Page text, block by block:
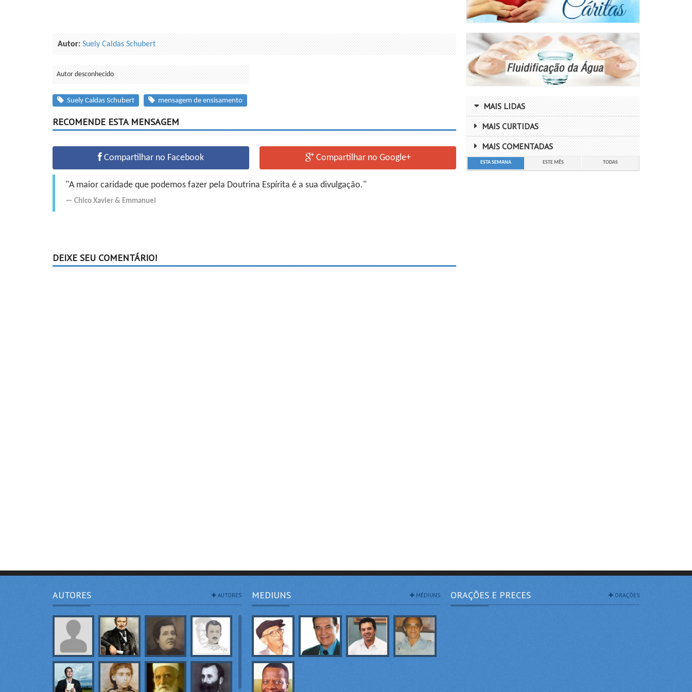
Autor:Suely Caldas Schubert
Autor desconhecido
Suely Caldas Schubert mensagem de ensisamento
RECOMENDE ESTA MENSAGEM
Compartilhar no Facebook Compartilhar no Google+
"A maior caridade que podemos fazer pela Doutrina Espírita é a sua divulgação."
Chico Xavier & Emmanuel
DEIXE SEU COMENTÁRIO!
MAIS LIDAS
MAIS CURTIDAS
MAIS COMENTADAS
ESTA SEMANA ESTE MÊS TODAS
AUTORES AUTORES MEDIUNS MÉDIUNS ORAÇÕES E PRECES ORAÇÕES